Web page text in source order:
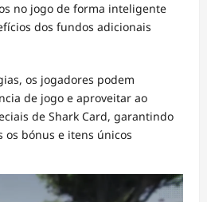
no jogo de forma inteligente
dos fundos adicionais
os jogadores podem
de jogo e aproveitar ao
de Shark Card, garantindo
bónus e itens únicos